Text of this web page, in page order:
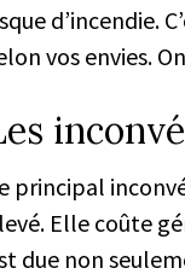
d’incendie.
vos envies.
principal
Elle coûte
due non